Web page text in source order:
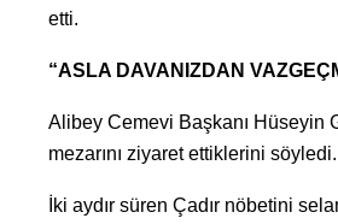
etti.
“ASLA DAVANIZDAN
Alibey Cemevi Başkanı Hüseyin
mezarını ziyaret ettiklerini söyledi.
İki aydır süren Çadır nöbetini